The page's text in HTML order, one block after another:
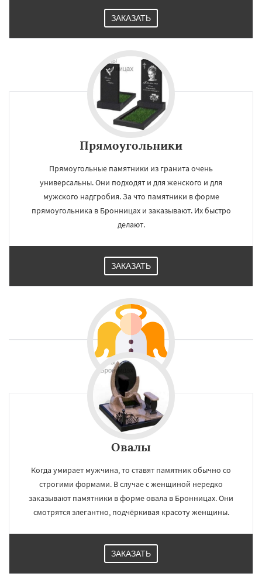
ЗАКАЗАТЬ
Прямоугольники
Прямоугольные памятники из гранита очень
универсальны. Они подходят и для женского и для
мужского надгробия. За что памятники в форме
прямоугольника в Бронницах и заказывают. Их быстро
делают.
ЗАКАЗАТЬ
Овалы
Когда умирает мужчина, то ставят памятник обычно со
строгими формами. В случае с женщиной нередко
заказывают памятники в форме овала в Бронницах. Они
смотрятся элегантно, подчёркивая красоту женщины.
ЗАКАЗАТЬ